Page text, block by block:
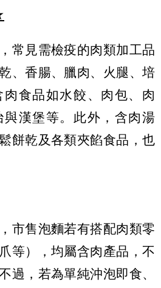
常見需檢疫的肉類加工品
、香腸、臘肉、火腿、培
食品如水餃、肉包、肉
漢堡等。此外，含肉湯
餅乾及各類夾餡食品，也
市售泡麵若有搭配肉類零
等），均屬含肉產品，不
過，若為單純沖泡即食、